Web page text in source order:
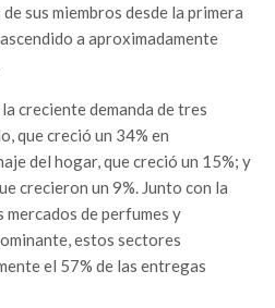
sus miembros desde la primera
a aproximadamente
creciente demanda de tres
que creció un 34% en
del hogar, que creció un 15%; y
crecieron un 9%. Junto con la
de perfumes y
estos sectores
el 57% de las entregas